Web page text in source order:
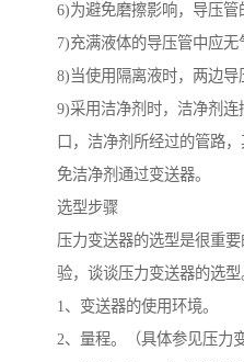
6)为避免磨擦影响，导压管
7)充满液体的导压管中应无
8)当使用隔离液时，两边导
9)采用洁净剂时，洁净剂
口，洁净剂所经过的管路
免洁净剂通过变送器。
选型步骤
压力变送器的选型是很重
验，谈谈压力变送器的选型
1、变送器的使用环境。
2、量程。（具体参见压力